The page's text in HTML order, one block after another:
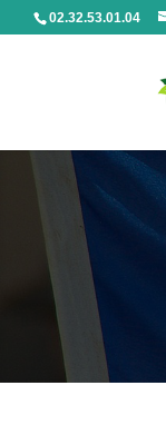
02.32.53.01.04